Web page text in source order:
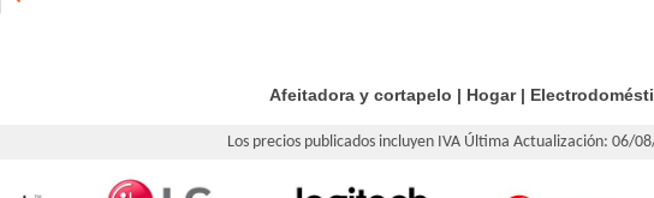
Afeitadora y cortapelo | Hogar|
Los precios publicados incluyen IVA Última Actualización: 06/